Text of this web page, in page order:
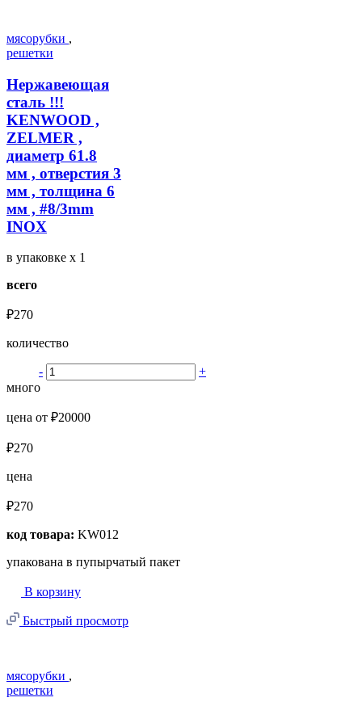
мясорубки ,
решетки
Нержавеющая
сталь !!!
KENWOOD ,
ZELMER ,
диаметр 61.8
мм , отверстия 3
мм , толщина 6
мм , #8/3mm
INOX
в упаковке x 1
всего
₽270
количество
-
+
много
цена от ₽20000
₽270
цена
₽270
код товара: KW012
упакована в пупырчатый пакет
В корзину
Быстрый просмотр
мясорубки ,
решетки